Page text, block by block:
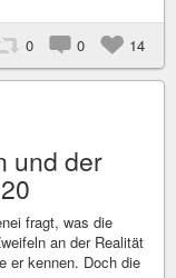
0 0 14
und der
fragt, was die
an der Realität
er kennen. Doch die